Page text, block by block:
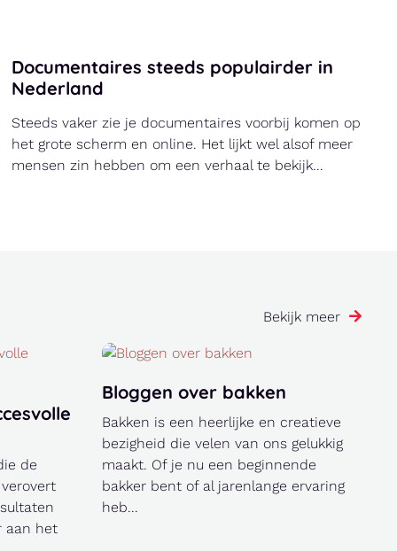
Een overzicht van handige tools en
hulpmiddelen voor bloggers
Als blogger is het belangrijk om efficiënt te werken
en je tijd goed te kunnen indelen. Gelukkig zijn er
talloze tools en hulpmiddelen beschi...
Bekijk meer
de
aan het
Bloggen over bakken
Bakken is een heerlijke en creatieve
bezigheid die velen van ons gelukkig
maakt. Of je nu een beginnende
bakker bent of al jarenlange ervaring
heb...